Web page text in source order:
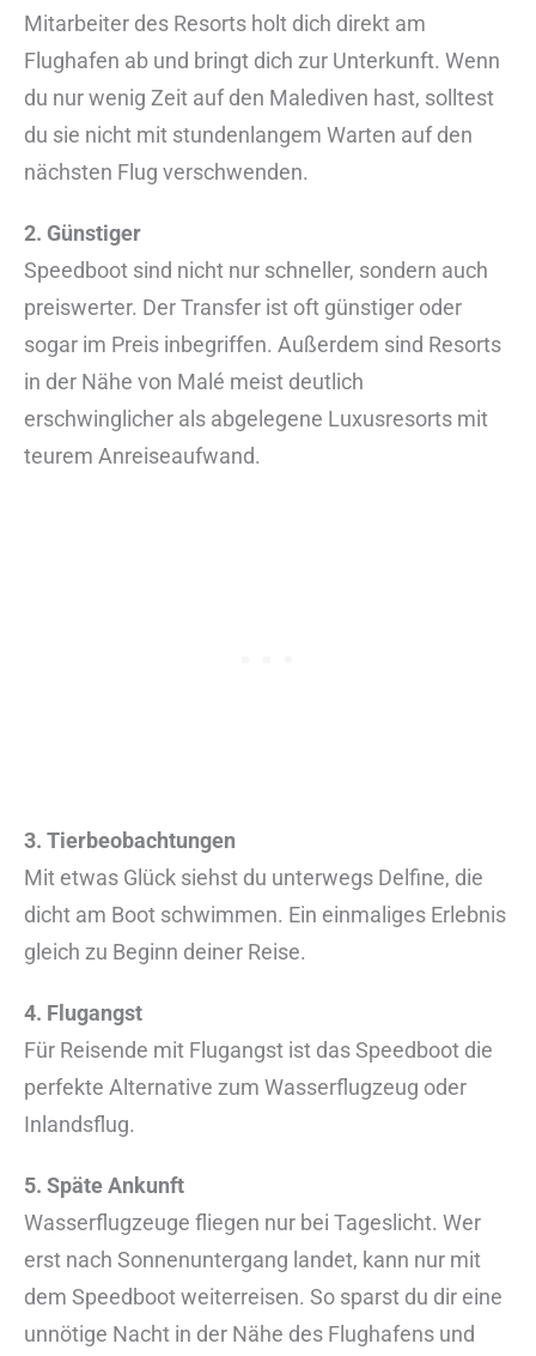
Mitarbeiter des Resorts holt dich direkt am
Flughafen ab und bringt dich zur Unterkunft. Wenn
du nur wenig Zeit auf den Malediven hast, solltest
du sie nicht mit stundenlangem Warten auf den
nächsten Flug verschwenden.
2. Günstiger
Speedboot sind nicht nur schneller, sondern auch
preiswerter. Der Transfer ist oft günstiger oder
sogar im Preis inbegriffen. Außerdem sind Resorts
in der Nähe von Malé meist deutlich
erschwinglicher als abgelegene Luxusresorts mit
teurem Anreiseaufwand.
3. Tierbeobachtungen
Mit etwas Glück siehst du unterwegs Delfine, die
dicht am Boot schwimmen. Ein einmaliges Erlebnis
gleich zu Beginn deiner Reise.
4. Flugangst
Für Reisende mit Flugangst ist das Speedboot die
perfekte Alternative zum Wasserflugzeug oder
Inlandsflug.
5. Späte Ankunft
Wasserflugzeuge fliegen nur bei Tageslicht. Wer
erst nach Sonnenuntergang landet, kann nur mit
dem Speedboot weiterreisen. So sparst du dir eine
unnötige Nacht in der Nähe des Flughafens und